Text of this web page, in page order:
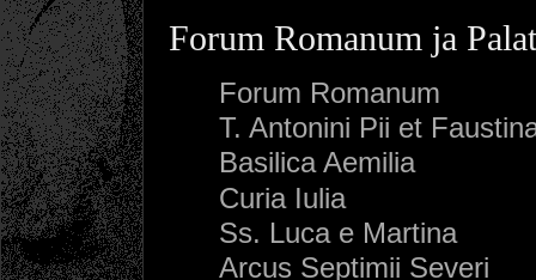
Forum Romanum ja
Forum Romanum
T. Antonini Pii et
Basilica Aemilia
Curia Iulia
Ss. Luca e Martina
Arcus Septimii Severi